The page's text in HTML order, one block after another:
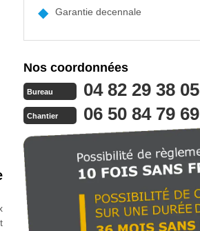
Garantie decennale
Nos coordonnées
Bureau 04 82 29 38 05
Chantier 06 50 84 79 69